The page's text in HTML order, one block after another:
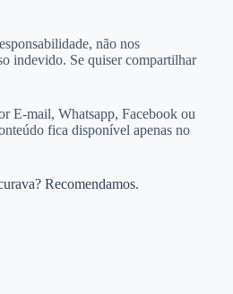
não nos
indevido. Se quiser compartilhar
E-mail, Whatsapp, Facebook ou
fica disponível apenas no
Recomendamos.